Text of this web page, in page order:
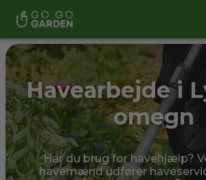
Havearbejde i
omegn
Har du brug for havehjælp?
havemænd udfører